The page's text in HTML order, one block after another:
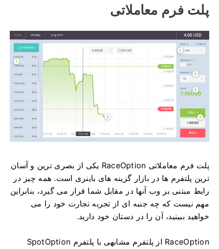
پلت فرم معاملاتی
پلت فرم معاملاتی RaceOption یکی از بصری ترین و آسان
ترین پلتفرم ها در بازار گزینه های باینری است. همه چیز در
رابط مبتنی بر وب آنها در مقابل شما قرار می گیرد، بنابراین
مهم نیست که چه جنبه ای از تجربه تجارت خود را می
خواهید ببینید، آن را در دستان خود دارید.
RaceOption از پلتفرم مشابهی با پلتفرم SpotOption